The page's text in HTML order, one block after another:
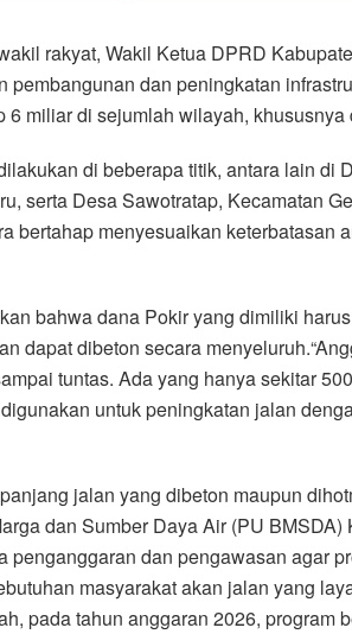
rakyat, Wakil Ketua DPRD
dan peningkatan
miliar di sejumlah wilayah, khususnya
di beberapa titik, antara lain di
serta Desa Sawotratap, Kecamatan
bertahap menyesuaikan keterbatasan
bahwa dana Pokir yang dimiliki
dapat dibeton secara
tuntas. Ada yang hanya sekitar
untuk peningkatan jalan
jalan yang dibeton maupun
dan Sumber Daya Air (PU BMSDA)
penganggaran dan pengawasan agar
masyarakat akan jalan yang
pada tahun anggaran 2026, program